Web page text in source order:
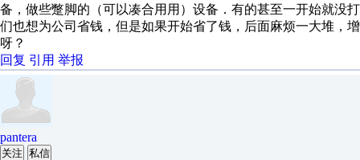
备，做些蹩脚的（可以凑合用用）设备．有的甚至一开始就没
们也想为公司省钱，但是如果开始省了钱，后面麻烦一大堆，
呀？
回复 引用 举报
pantera
关注 私信